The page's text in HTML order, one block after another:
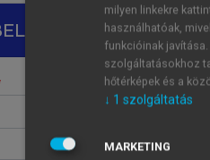
SAJÁT
milyen linkekre
használhatóak,
funkcióinak
szolgáltatásokhoz
hőtérképek és a
↓ 1 szolgáltatás
MARKETING